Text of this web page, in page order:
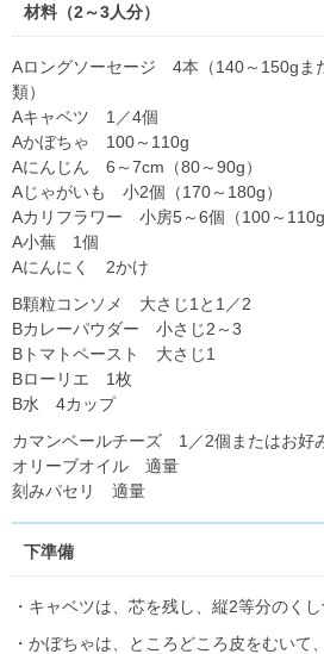
材料（2～3人分）
Aロングソーセージ 4本（140～150gま
類）
Aキャベツ 1／4個
Aかぼちゃ 100～110g
Aにんじん 6～7cm（80～90g）
Aじゃがいも 小2個（170～180g）
Aカリフラワー 小房5～6個（100～110g
A小蕪 1個
Aにんにく 2かけ
B顆粒コンソメ 大さじ1と1／2
Bカレーパウダー 小さじ2～3
Bトマトペースト 大さじ1
Bローリエ 1枚
B水 4カップ
カマンベールチーズ 1／2個またはお好
オリーブオイル 適量
刻みパセリ 適量
下準備
・キャベツは、芯を残し、縦2等分のくし
・かぼちゃは、ところどころ皮をむいて